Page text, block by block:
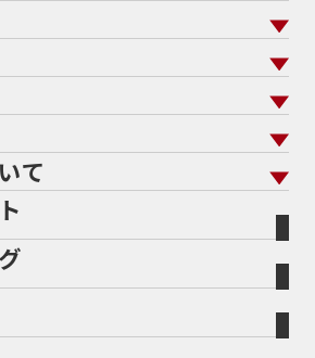
ロ72PS750750cc75th
80s80万以下
80万円以下82185馬力883
899 Panigale8月8月11日
たい
110ADVADV150
APEAPE 100 DXAPEX
走行距離から探す
中古車から探す
ツ
よくあるご質問
バイク買取強化車両
オンライン査定フォーム
・
トライアンフ
プロテクションフィルム
（現在未加入の方）
（他社でご加入の方）
て
ップ
理由